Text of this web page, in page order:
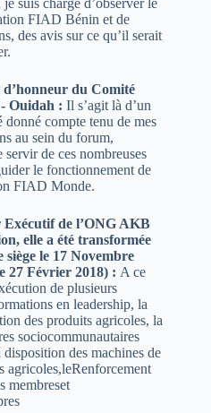
je suis chargé d’observer le
FIAD Bénin et de
des avis sur ce qu’il serait
du Comité
Ouidah : Il s’agit là d’un
compte tenu de mes
au sein du forum,
de ces nombreuses
le fonctionnement de
FIAD Monde.
de l’ONG AKB
elle a été transformée
le 17 Novembre
27 Février 2018) : A ce
de plusieurs
en leadership, la
des produits agricoles, la
sociocommunautaires
des machines de
agricoles,leRenforcement
membreset